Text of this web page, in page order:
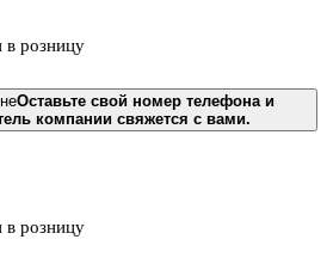
розницу
Оставьте свой номер телефона и
компании свяжется с вами.
розницу